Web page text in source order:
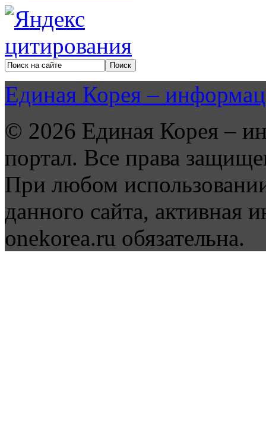
Единая Корея –
© 2026 Единая Корея –
портал. Все права
При любом
данного сайта, активная
onekorea.ru обязательна.